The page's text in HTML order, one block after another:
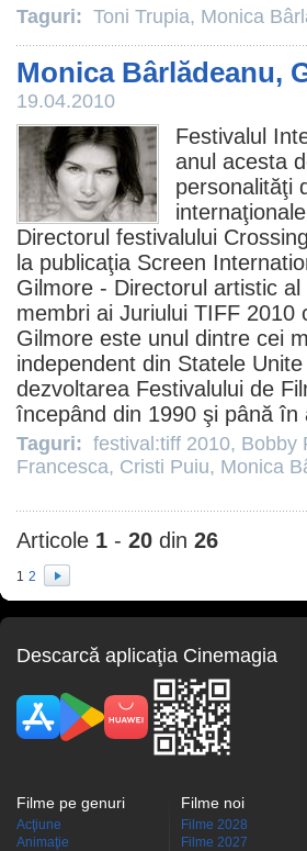
Taguri: Toni Trupia, Monica
Monica Bârlădeanu,
19.04.2010
Festivalul
anul acesta
personalităţi
Directorul festivalului
la publicaţia Screen
Gilmore - Directorul artistic
membri ai Juriului TIFF 2010
Gilmore este unul dintre cei
independent din Statele
dezvoltarea Festivalului de
începând din 1990 şi până în
Taguri: festival:tiff 2010, Bobby
Francesca, Cristi Puiu, Monica
Articole 1 - 20 din 26
1 2
Descarcă aplicaţia Cinemagia
Filme pe genuri
Acţiune
Animaţie
Filme noi
Filme 2028
Filme 2027